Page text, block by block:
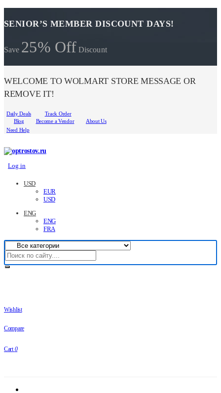
SENIOR’S MEMBER DISCOUNT DAYS!
Save 25% Off Discount
WELCOME TO WOLMART STORE MESSAGE OR
REMOVE IT!
Daily Deals
Track Order
Blog
Become a Vendor
About Us
Need Help
Log in
USD
EUR
USD
ENG
ENG
FRA
Wishlist
Compare
Cart 0